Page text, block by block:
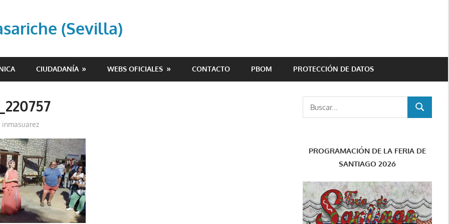
(Sevilla)
CIUDADANÍA WEBS OFICIALES CONTACTO PBOM PROTECCIÓN DE DATOS
inmasuarez
BUSCAR
PROGRAMACIÓN DE LA FERIA DE
SANTIAGO 2026